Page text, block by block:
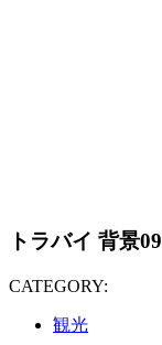
トラバイ 背景09
CATEGORY:
観光